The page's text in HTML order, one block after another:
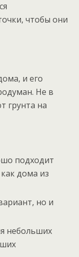
чтобы они
и его
Не в
грунта на
подходит
дома из
но и
небольших